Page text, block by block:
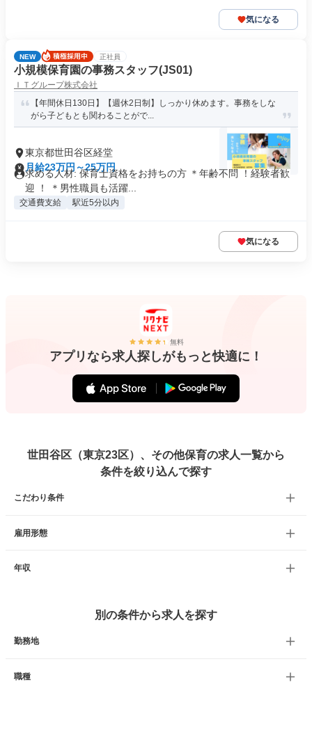
気になる
NEW 正社員
小規模保育園の事務スタッフ(JS01)
ＩＴグループ株式会社
【年間休日130日】【週休2日制】しっかり休めます。事務をしな
がら子どもとも関わることがで...
東京都世田谷区経堂
月給23万円～25万円
求める人材: 保育士資格をお持ちの方 ＊年齢不問 ！経験者歓
迎 ！ ＊男性職員も活躍...
交通費支給 駅近5分以内
気になる
無料
アプリなら求人探しがもっと快適に！
世田谷区（東京23区）、その他保育の求人一覧から
条件を絞り込んで探す
こだわり条件
雇用形態
年収
別の条件から求人を探す
勤務地
職種